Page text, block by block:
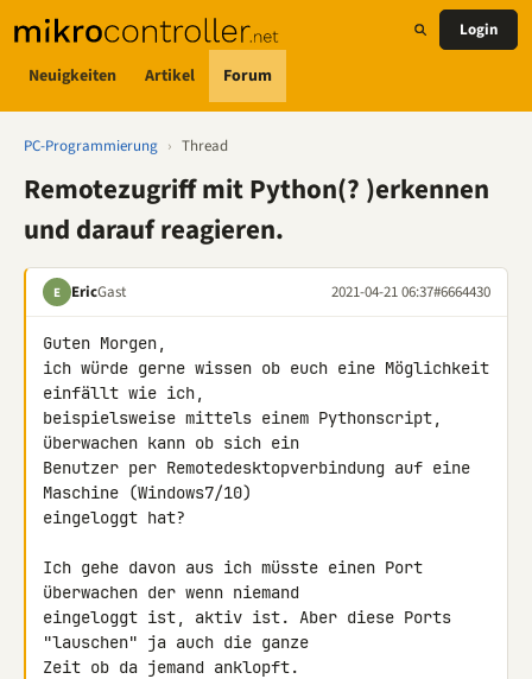
Neuigkeiten Artikel Forum
Login
PC-Programmierung › Thread
Remotezugriff mit Python(? )erkennen
und darauf reagieren.
E EricGast 2021-04-21 06:37#6664430
Guten Morgen,
ich würde gerne wissen ob euch eine Möglichkeit
einfällt wie ich,
beispielsweise mittels einem Pythonscript,
überwachen kann ob sich ein
Benutzer per Remotedesktopverbindung auf eine
Maschine (Windows7/10)
eingeloggt hat?
Ich gehe davon aus ich müsste einen Port
überwachen der wenn niemand
eingeloggt ist, aktiv ist. Aber diese Ports
"lauschen" ja auch die ganze
Zeit ob da jemand anklopft.